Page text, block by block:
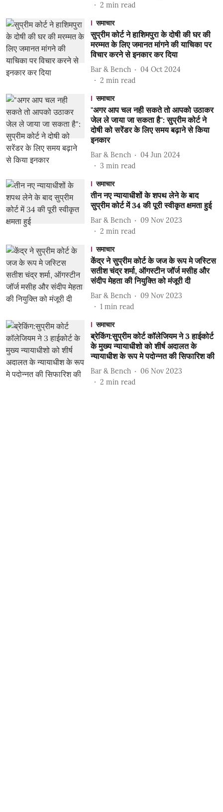
2 min read
समाचार
सुप्रीम कोर्ट ने हाशिमपुरा के दोषी की घर की
मरम्मत के लिए जमानत मांगने की याचिका पर
विचार करने से इनकार कर दिया
Bar & Bench
04 Oct 2024
2 min read
समाचार
"अगर आप चल नही सकते तो आपको उठाकर
जेल ले जाया जा सकता है": सुप्रीम कोर्ट ने
दोषी को सरेंडर के लिए समय बढ़ाने से किया
इनकार
Bar & Bench
04 Jun 2024
3 min read
समाचार
तीन नए न्यायाधीशों के शपथ लेने के बाद
सुप्रीम कोर्ट में 34 की पूरी स्वीकृत क्षमता हुई
Bar & Bench
09 Nov 2023
2 min read
समाचार
केंद्र ने सुप्रीम कोर्ट के जज के रूप मे जस्टिस
सतीश चंद्र शर्मा, ऑगस्टीन जॉर्ज मसीह और
संदीप मेहता की नियुक्ति को मंजूरी दी
Bar & Bench
09 Nov 2023
1 min read
समाचार
ब्रेकिंग:सुप्रीम कोर्ट कॉलेजियम ने 3 हाईकोर्ट
के मुख्य न्यायाधीशो को शीर्ष अदालत के
न्यायाधीश के रूप मे पदोन्नत की सिफारिश की
Bar & Bench
06 Nov 2023
2 min read